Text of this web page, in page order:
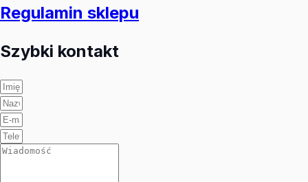
Regulamin sklepu
Szybki kontakt